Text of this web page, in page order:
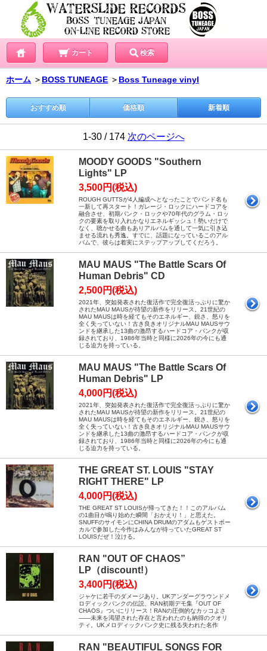
カート 検索
ホーム ＞ BOSS TUNEAGE ＞ Boss Tuneage vinyl
おすすめ順 価格順 新着順
1-30 / 174 次のページへ
MOODY GOODS "Southern
Lights" LP
3,500円(税込)
ROUGH GUTTSが4人編成へとなったことでバンド名も
一新して再スタート！ガレージ・ロックにハードコアを
融合させ、初期パンク・ロックや70年代のグラム・ロッ
クの要素を取り入れかなりエネルギッシュ！勢いだけで
なく、聴かせる曲もありアルバムを通して一気に引き込
ませる流れも秀逸。すでに、話題になっているこのアル
バムで、彼らは着実にステップアップしてくだろう。
MAU MAUS "The Battle Scars Of
Human Debris" CD
2,500円(税込)
2021年、突如発表された復活作で完全復活っぷりに驚か
されたMAU MAUSが待望の新作をリリース。21世紀の
MAU MAUSは時を経てもそのエネルギー、鋭さ、怒りを
全く失っていない！古き良きオリジナルMAU MAUSサウ
ンドを継承した13曲の激昂するハードコア・パンクが収
録されており、1986年当時と同様に2026年の今にも通
じる迫力を持っている。
MAU MAUS "The Battle Scars Of
Human Debris" LP
4,000円(税込)
2021年、突如発表された復活作で完全復活っぷりに驚か
されたMAU MAUSが待望の新作をリリース。21世紀の
MAU MAUSは時を経てもそのエネルギー、鋭さ、怒りを
全く失っていない！古き良きオリジナルMAU MAUSサウ
ンドを継承した13曲の激昂するハードコア・パンクが収
録されており、1986年当時と同様に2026年の今にも通
じる迫力を持っている。
THE GREAT ST. LOUIS "STAY
RIGHT THERE" LP
4,000円(税込)
THE GREAT ST LOUISが帰ってきた！！このアルバム
の1曲目が鳴り始めた瞬間「おかえり！」と思えた。
SNUFFのサイモンにCHINA DRUMのアダムもゲストボー
カルで参加した今作はみんなが待っていたGREAT ST
LOUISだぜ！泣ける。
RAN "OUT OF CHAOS”
LP（discount!）
3,400円(税込)
ジャケに若干のダメージあり。UKアンダーグラウンドメ
ロディックパンクの伝説、RAN初期デモ集『OUT OF
CHAOS』ついにリリース！RANの圧倒的なカッコよさ
――未来を渇望された存在と言われたのも納得のクオリ
ティ。UKメロディックパンク史に残る失われた名作
RAN "BEAUTIFUL SONGS FOR